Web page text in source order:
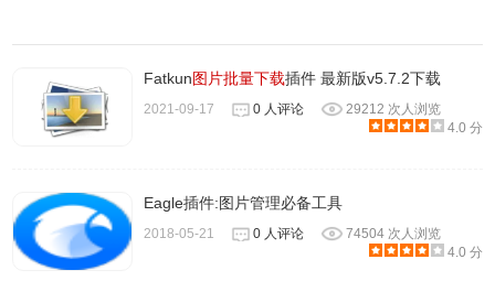
Fatkun图片批量下载插件 最新版v5.7.2下载
2021-09-17 0 人评论
29212 次人浏览
4.0 分
Eagle插件:图片管理必备工具
2018-05-21 0 人评论
74504 次人浏览
4.0 分